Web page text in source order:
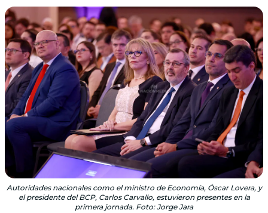
Autoridades nacionales como el ministro de Economía, Óscar Lovera, y
el presidente del BCP, Carlos Carvallo, estuvieron presentes en la
primera jornada. Foto: Jorge Jara